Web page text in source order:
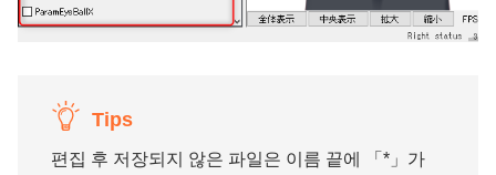
Tips
편집 후 저장되지 않은 파일은 이름 끝에 「*」가